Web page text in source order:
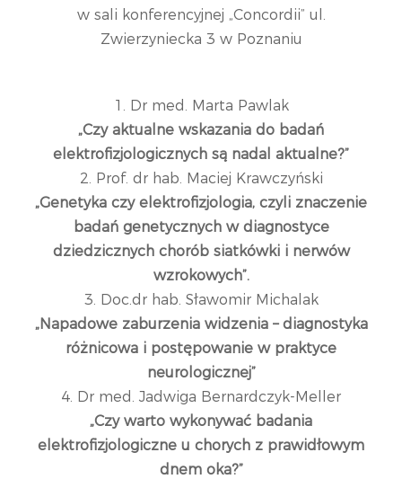
w sali konferencyjnej „Concordii” ul.
Zwierzyniecka 3 w Poznaniu
1. Dr med. Marta Pawlak
„Czy aktualne wskazania do badań
elektrofizjologicznych są nadal aktualne?”
2. Prof. dr hab. Maciej Krawczyński
„Genetyka czy elektrofizjologia, czyli znaczenie
badań genetycznych w diagnostyce
dziedzicznych chorób siatkówki i nerwów
wzrokowych”.
3. Doc.dr hab. Sławomir Michalak
„Napadowe zaburzenia widzenia – diagnostyka
różnicowa i postępowanie w praktyce
neurologicznej”
4. Dr med. Jadwiga Bernardczyk-Meller
„Czy warto wykonywać badania
elektrofizjologiczne u chorych z prawidłowym
dnem oka?”